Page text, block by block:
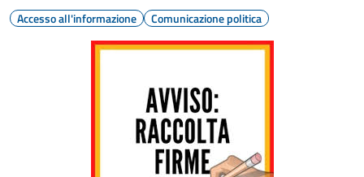
Accesso all'informazione Comunicazione politica